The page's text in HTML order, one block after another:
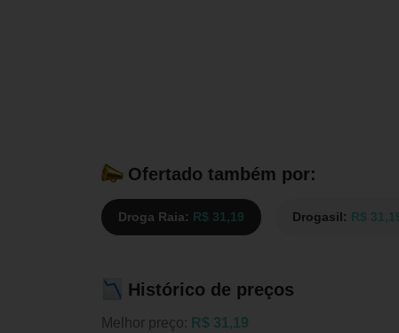
Ofertado também por:
Droga Raia: R$ 31,19 Drogasil: R$
Histórico de preços
Melhor preço: R$ 31,19